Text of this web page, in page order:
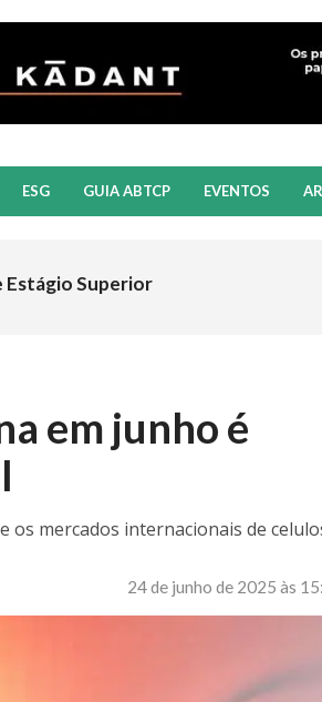
ESG GUIA ABTCP EVENTOS
Estágio Superior
em junho é
os mercados internacionais de
24 de junho de 2025 às